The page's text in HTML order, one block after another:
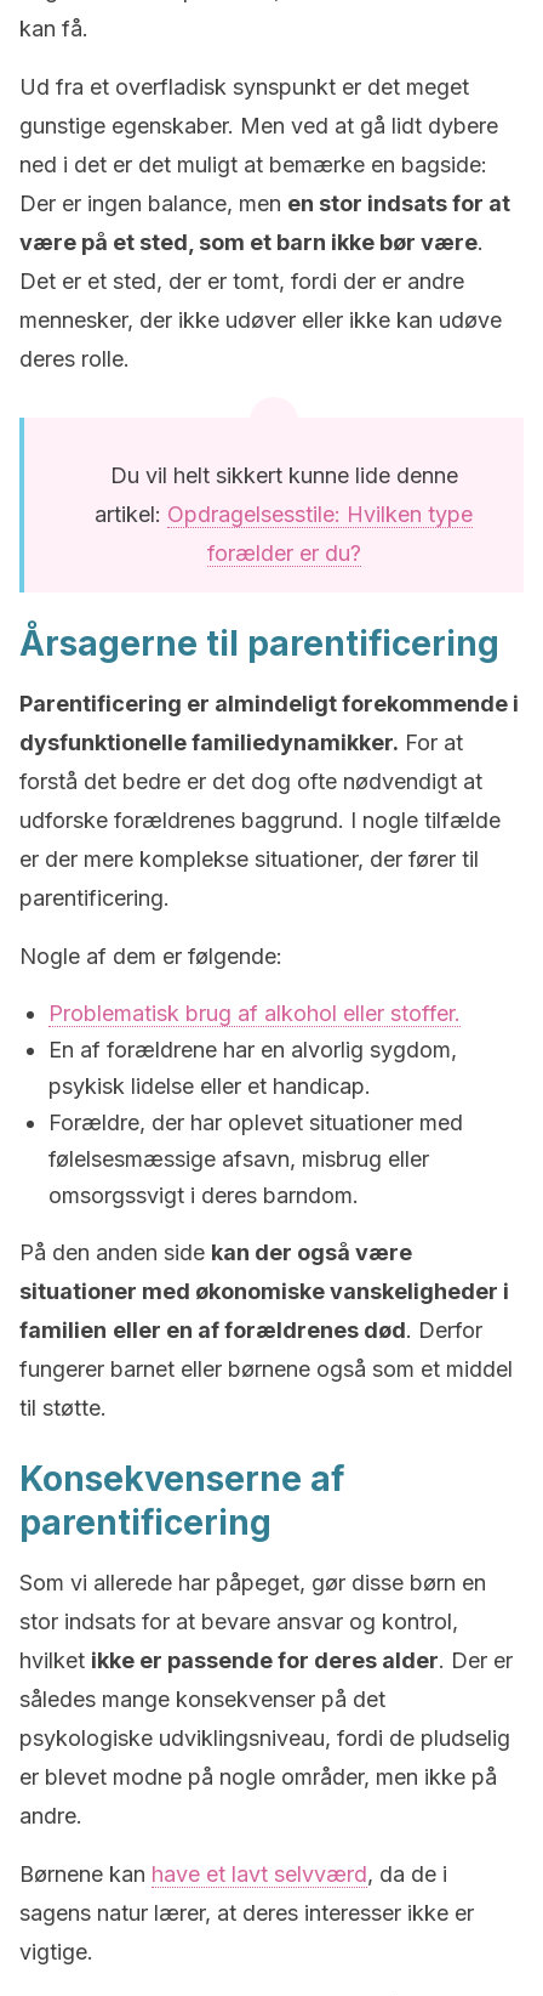
kan få.
Ud fra et overfladisk synspunkt er det meget
gunstige egenskaber. Men ved at gå lidt dybere
ned i det er det muligt at bemærke en bagside:
Der er ingen balance, men en stor indsats for at
være på et sted, som et barn ikke bør være.
Det er et sted, der er tomt, fordi der er andre
mennesker, der ikke udøver eller ikke kan udøve
deres rolle.
Du vil helt sikkert kunne lide denne
artikel: Opdragelsesstile: Hvilken type
forælder er du?
Årsagerne til parentificering
Parentificering er almindeligt forekommende i
dysfunktionelle familiedynamikker. For at
forstå det bedre er det dog ofte nødvendigt at
udforske forældrenes baggrund. I nogle tilfælde
er der mere komplekse situationer, der fører til
parentificering.
Nogle af dem er følgende:
Problematisk brug af alkohol eller stoffer.
En af forældrene har en alvorlig sygdom,
psykisk lidelse eller et handicap.
Forældre, der har oplevet situationer med
følelsesmæssige afsavn, misbrug eller
omsorgssvigt i deres barndom.
På den anden side kan der også være
situationer med økonomiske vanskeligheder i
familien eller en af forældrenes død. Derfor
fungerer barnet eller børnene også som et middel
til støtte.
Konsekvenserne af
parentificering
Som vi allerede har påpeget, gør disse børn en
stor indsats for at bevare ansvar og kontrol,
hvilket ikke er passende for deres alder. Der er
således mange konsekvenser på det
psykologiske udviklingsniveau, fordi de pludselig
er blevet modne på nogle områder, men ikke på
andre.
Børnene kan have et lavt selvværd, da de i
sagens natur lærer, at deres interesser ikke er
vigtige.